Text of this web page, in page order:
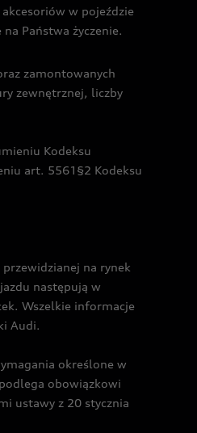
w pojeździe
Państwa życzenie.
zamontowanych
zewnętrznej, liczby
Kodeksu
art. 5561§2 Kodeksu
na rynek
następują w
Wszelkie informacje
Audi.
określone w
obowiązkowi
ustawy z 20 stycznia